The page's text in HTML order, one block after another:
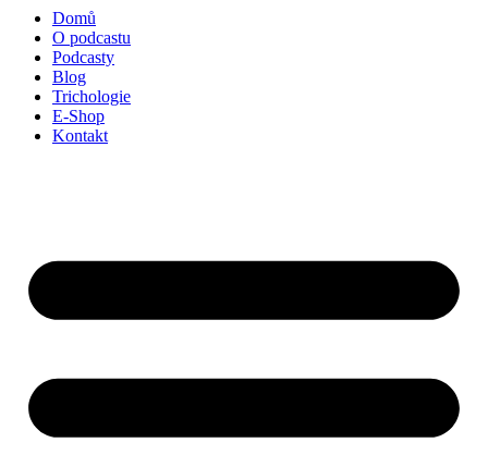
Domů
O podcastu
Podcasty
Blog
Trichologie
E-Shop
Kontakt